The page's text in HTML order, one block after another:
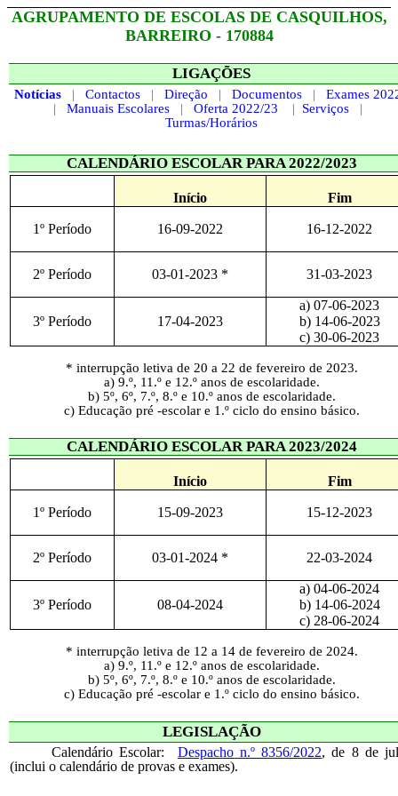
AGRUPAMENTO DE ESCOLASDE CASQUILHOS,
BARREIRO - 170884
LIGAÇÕES
Notícias | Contactos | Direção | Documentos | Exames
| Manuais Escolares | Oferta 2022/23 | Serviços |
Turmas/Horários
CALENDÁRIO ESCOLAR PARA 2022/2023
Início Fim
1º Período 16-09-2022 16-12-2022
2º Período 03-01-2023 * 31-03-2023
3º Período 17-04-2023
a) 07-06-2023
b) 14-06-2023
c) 30-06-2023
* interrupção letiva de 20 a 22 de fevereiro de 2023.
a) 9.º, 11.º e 12.º anos de escolaridade.
b) 5º, 6º, 7.º, 8.º e 10.º anos de escolaridade.
c) Educação pré -escolar e 1.º ciclo do ensino básico.
CALENDÁRIO ESCOLAR PARA 2023/2024
Início Fim
1º Período 15-09-2023 15-12-2023
2º Período 03-01-2024 * 22-03-2024
3º Período 08-04-2024
a) 04-06-2024
b) 14-06-2024
c) 28-06-2024
* interrupção letiva de 12 a 14 de fevereiro de 2024.
a) 9.º, 11.º e 12.º anos de escolaridade.
b) 5º, 6º, 7.º, 8.º e 10.º anos de escolaridade.
c) Educação pré -escolar e 1.º ciclo do ensino básico.
LEGISLAÇÃO
Calendário Escolar: Despacho n.º 8356/2022, de 8 de
(inclui o calendário de provas e exames).